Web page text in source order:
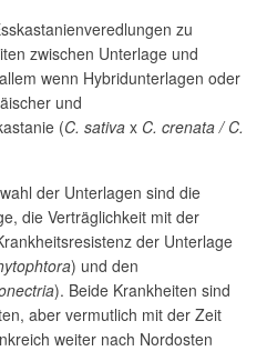
zu
zwischen Unterlage und
wenn Hybridunterlagen oder
und
(C. sativa x C. crenata / C.
der Unterlagen sind die
die Verträglichkeit mit der
der Unterlage
) und den
). Beide Krankheiten sind
aber vermutlich mit der Zeit
weiter nach Nordosten